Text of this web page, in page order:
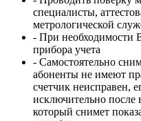
специалисты,
метрологической
- При необходимости
прибора учета
- Самостоятельно
абоненты не имеют
счетчик неисправен,
исключительно после
который снимет